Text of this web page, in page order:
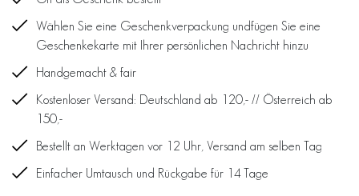
Wählen Sie eine Geschenkverpackung undfügen Sie eine
Geschenkekarte mit Ihrer persönlichen Nachricht hinzu
Handgemacht & fair
Kostenloser Versand: Deutschland ab 120,- // Österreich ab
150,-
Bestellt an Werktagen vor 12 Uhr, Versand am selben Tag
Einfacher Umtausch und Rückgabe für 14 Tage